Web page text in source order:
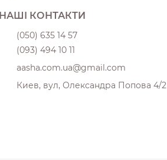
НАШІ КОНТАКТИ
(050) 635 14 57
(093) 494 10 11
aasha.com.ua@gmail.com
Киев, вул, Олександра Попова 4/2